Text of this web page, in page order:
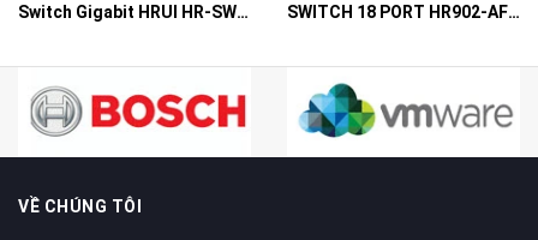
Switch Gigabit HRUI HR-SWG10240D
SWITCH 18 PORT HR902-AF162G-300 – Switch PoE 16 Cổng
VỀ CHÚNG TÔI